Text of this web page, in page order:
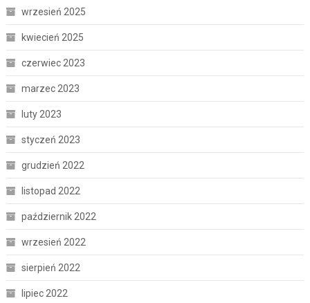
wrzesień 2025
kwiecień 2025
czerwiec 2023
marzec 2023
luty 2023
styczeń 2023
grudzień 2022
listopad 2022
październik 2022
wrzesień 2022
sierpień 2022
lipiec 2022